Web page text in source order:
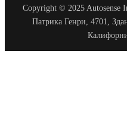
Copyright © 2025 Autosense
Патрика Генри, 4701,